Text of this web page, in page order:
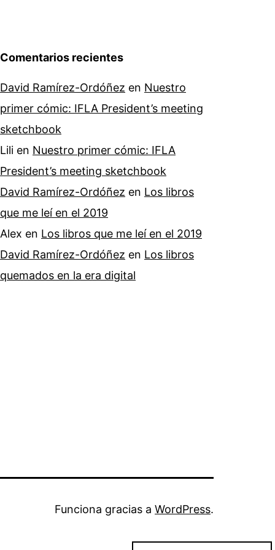
Comentarios recientes
David Ramírez-Ordóñez en Nuestro
primer cómic: IFLA President’s meeting
sketchbook
Lili en Nuestro primer cómic: IFLA
President’s meeting sketchbook
David Ramírez-Ordóñez en Los libros
que me leí en el 2019
Alex en Los libros que me leí en el 2019
David Ramírez-Ordóñez en Los libros
quemados en la era digital
Funciona gracias a WordPress.